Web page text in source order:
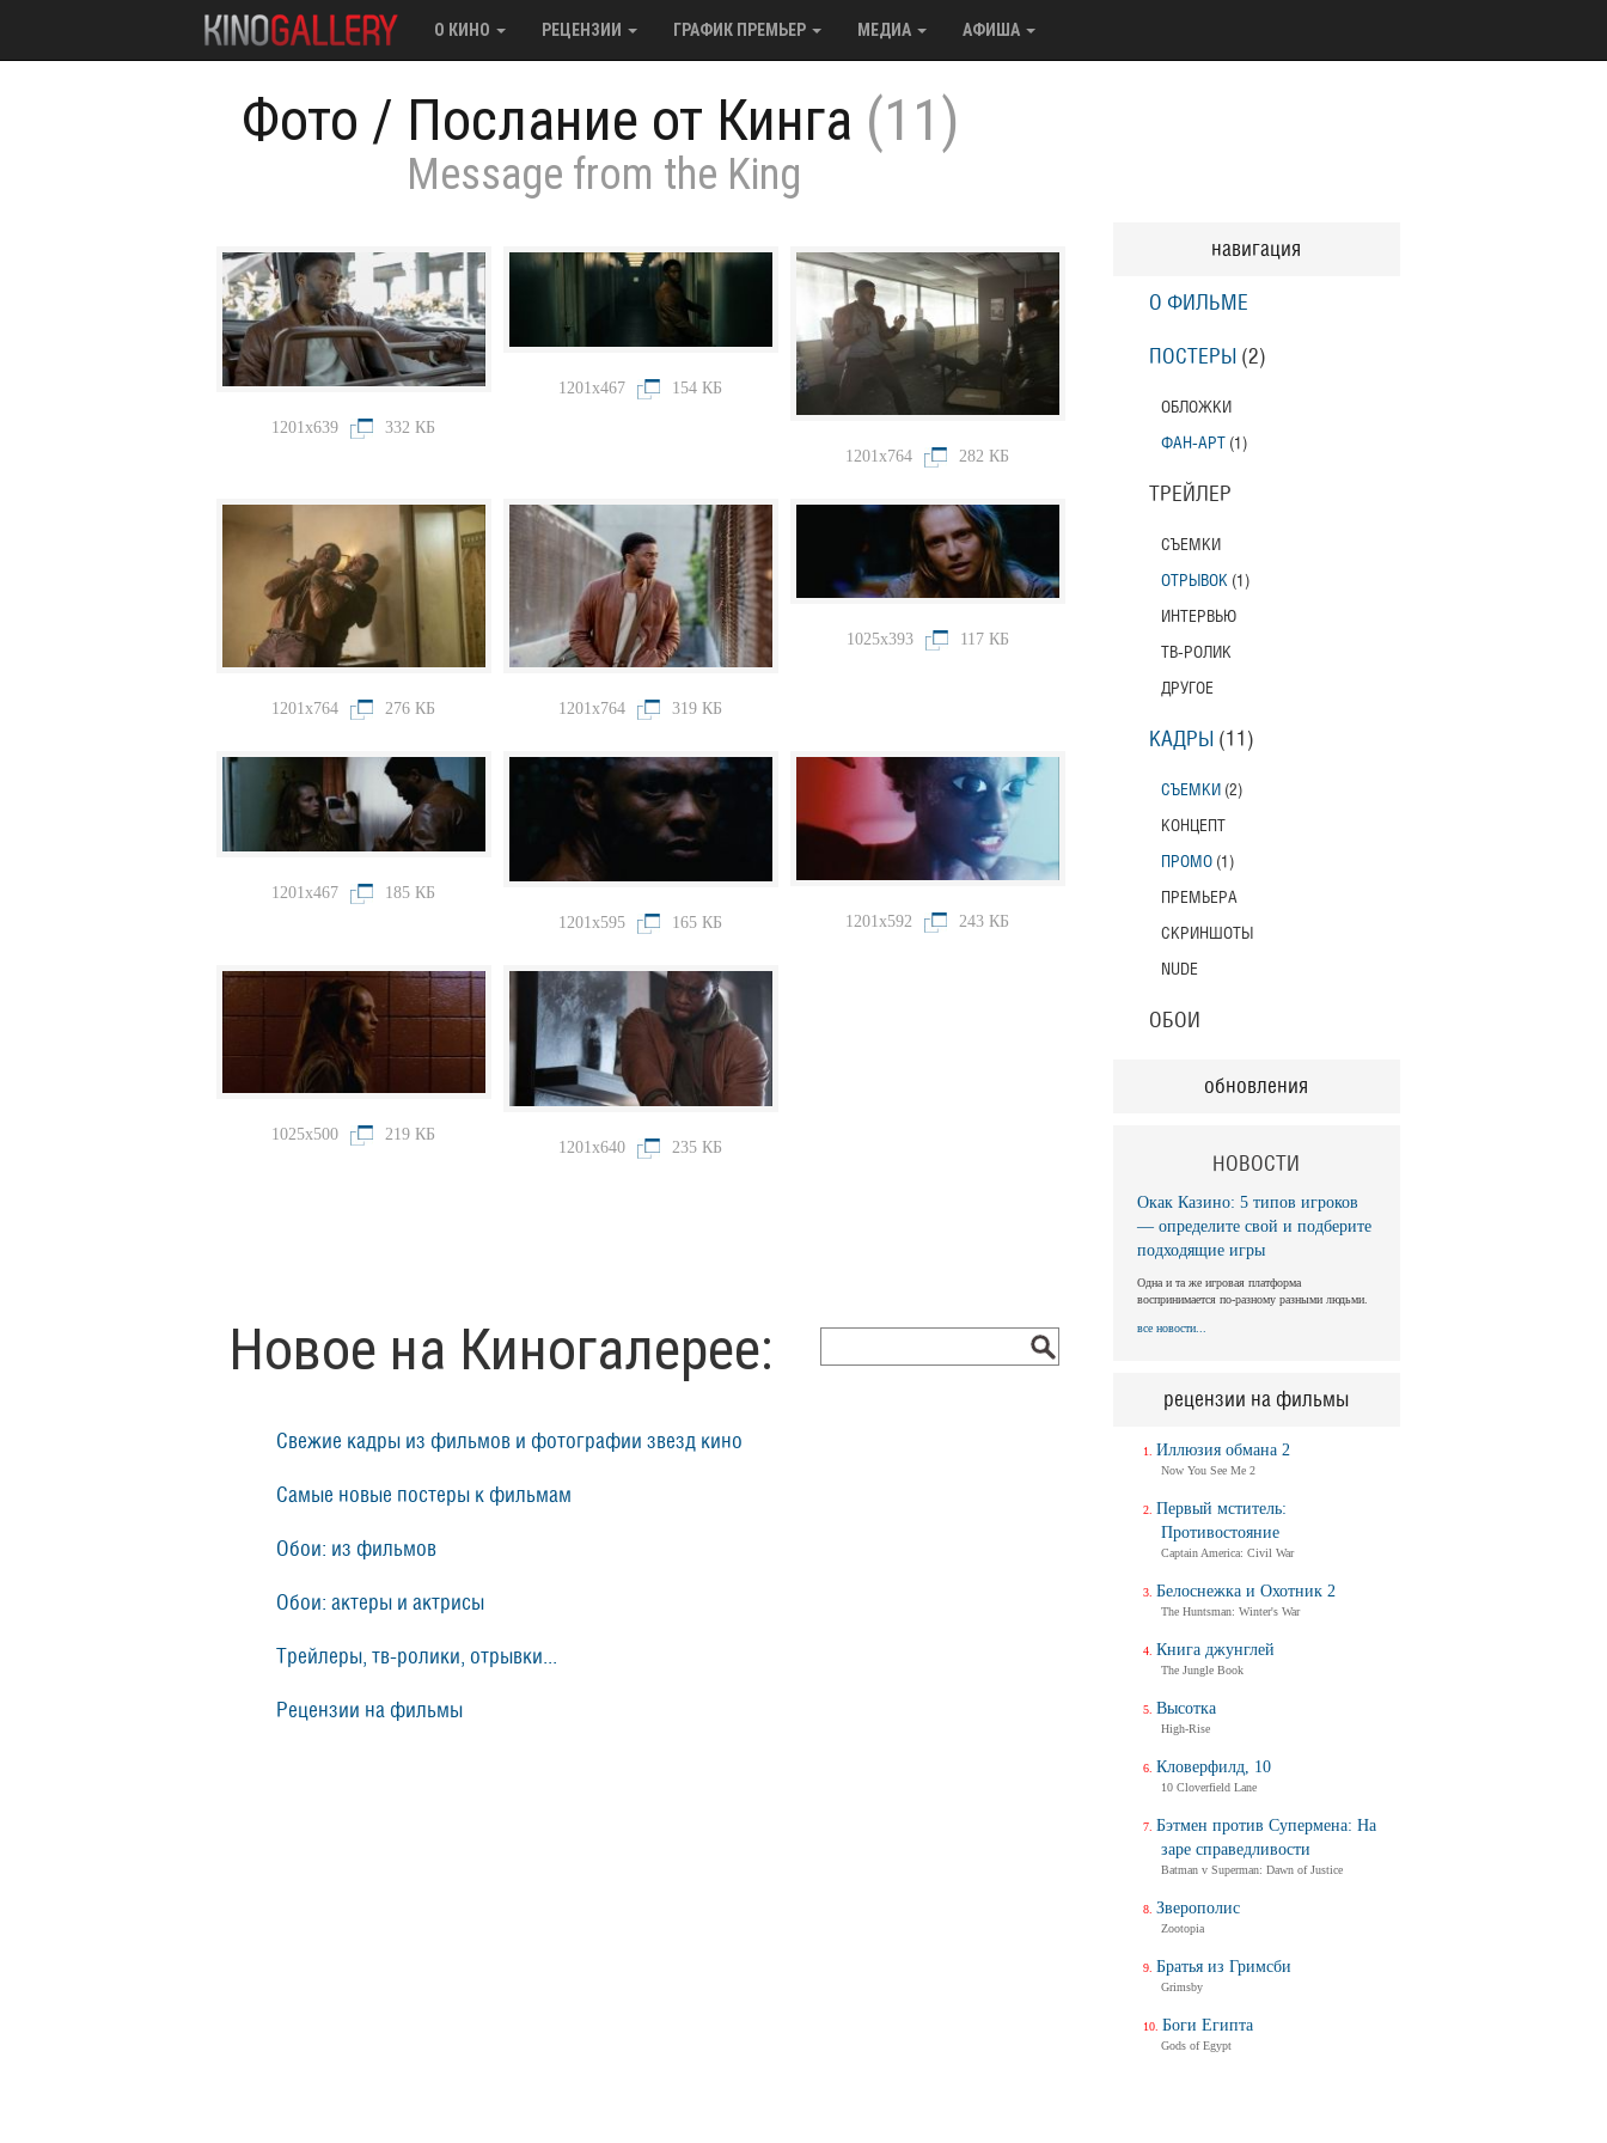
О КИНО РЕЦЕНЗИИ ГРАФИК ПРЕМЬЕР МЕДИА АФИША
Фото / Послание от Кинга (11)
Message from the King
1201x639 332 КБ
1201x467 154 КБ
1201x764 282 КБ
1201x764 276 КБ 1201x764 319 КБ
1025x393 117 КБ
1201x467
185 КБ
1201x595
165 КБ 1201x592 243 КБ
1025x500 219 КБ
1201x640 235 КБ
Новое на Киногалерее:
Свежие кадры из фильмов и фотографии звезд кино
Самые новые постеры к фильмам
Обои: из фильмов
Обои: актеры и актрисы
Трейлеры, тв-ролики, отрывки...
Рецензии на фильмы
навигация
О ФИЛЬМЕ
ПОСТЕРЫ (2)
ОБЛОЖКИ
ФАН-АРТ (1)
ТРЕЙЛЕР
СЪЕМКИ
ОТРЫВОК (1)
ИНТЕРВЬЮ
ТВ-РОЛИК
ДРУГОЕ
КАДРЫ (11)
СЪЕМКИ (2)
КОНЦЕПТ
ПРОМО (1)
ПРЕМЬЕРА
СКРИНШОТЫ
NUDE
ОБОИ
обновления
НОВОСТИ
Окак Казино: 5 типов игроков
— определите свой и подберите
подходящие игры
Одна и та же игровая платформа
воспринимается по-разному разными людьми.
все новости...
рецензии на фильмы
Иллюзия обмана 2
Now You See Me 2
Первый мститель:
Противостояние
Captain America: Civil War
Белоснежка и Охотник 2
The Huntsman: Winter's War
Книга джунглей
The Jungle Book
Высотка
High-Rise
Кловерфилд, 10
10 Cloverfield Lane
Бэтмен против Супермена: На
заре справедливости
Batman v Superman: Dawn of Justice
Зверополис
Zootopia
Братья из Гримсби
Grimsby
Боги Египта
Gods of Egypt